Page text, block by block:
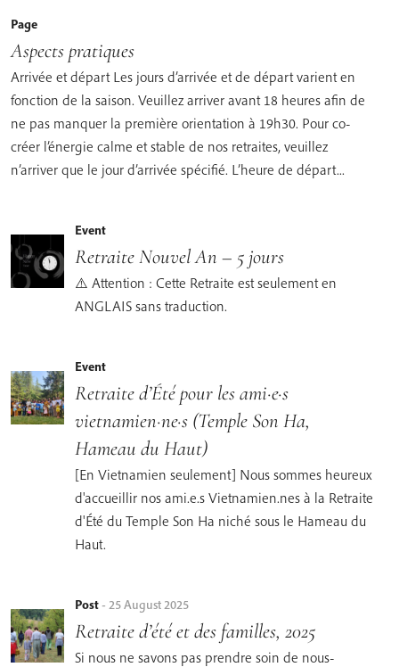
Page
Aspects pratiques
Arrivée et départ Les jours d’arrivée et de départ varient en
fonction de la saison. Veuillez arriver avant 18 heures afin de
ne pas manquer la première orientation à 19h30. Pour co-
créer l’énergie calme et stable de nos retraites, veuillez
n’arriver que le jour d’arrivée spécifié. L’heure de départ...
Event
Retraite Nouvel An – 5 jours
⚠️ Attention : Cette Retraite est seulement en
ANGLAIS sans traduction.
Event
Retraite d’Été pour les ami·e·s
vietnamien·ne·s (Temple Son Ha,
Hameau du Haut)
[En Vietnamien seulement] Nous sommes heureux
d'accueillir nos ami.e.s Vietnamien.nes à la Retraite
d'Été du Temple Son Ha niché sous le Hameau du
Haut.
Post- 25 August 2025
Retraite d’été et des familles, 2025
Si nous ne savons pas prendre soin de nous-